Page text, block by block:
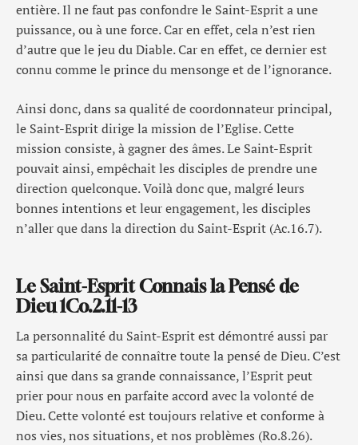
entière. Il ne faut pas confondre le Saint-Esprit a une
puissance, ou à une force. Car en effet, cela n’est rien
d’autre que le jeu du Diable. Car en effet, ce dernier est
connu comme le prince du mensonge et de l’ignorance.
Ainsi donc, dans sa qualité de coordonnateur principal,
le Saint-Esprit dirige la mission de l’Eglise. Cette
mission consiste, à gagner des âmes. Le Saint-Esprit
pouvait ainsi, empêchait les disciples de prendre une
direction quelconque. Voilà donc que, malgré leurs
bonnes intentions et leur engagement, les disciples
n’aller que dans la direction du Saint-Esprit (Ac.16.7).
Le Saint-Esprit Connais la Pensé de
Dieu 1Co.2.11-13
La personnalité du Saint-Esprit est démontré aussi par
sa particularité de connaître toute la pensé de Dieu. C’est
ainsi que dans sa grande connaissance, l’Esprit peut
prier pour nous en parfaite accord avec la volonté de
Dieu. Cette volonté est toujours relative et conforme à
nos vies, nos situations, et nos problèmes (Ro.8.26).